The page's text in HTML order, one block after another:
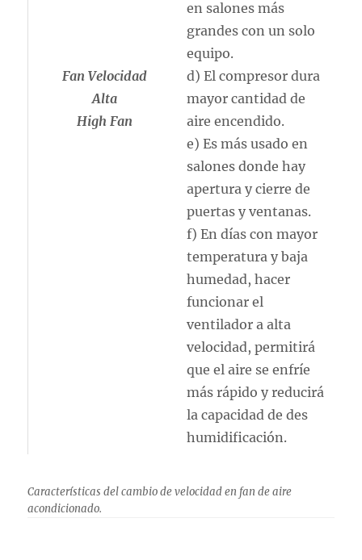
Fan Velocidad
Alta
High Fan
en salones más
grandes con un solo
equipo.
d) El compresor dura
mayor cantidad de
aire encendido.
e) Es más usado en
salones donde hay
apertura y cierre de
puertas y ventanas.
f) En días con mayor
temperatura y baja
humedad, hacer
funcionar el
ventilador a alta
velocidad, permitirá
que el aire se enfríe
más rápido y reducirá
la capacidad de des
humidificación.
Características del cambio de velocidad en fan de aire
acondicionado.